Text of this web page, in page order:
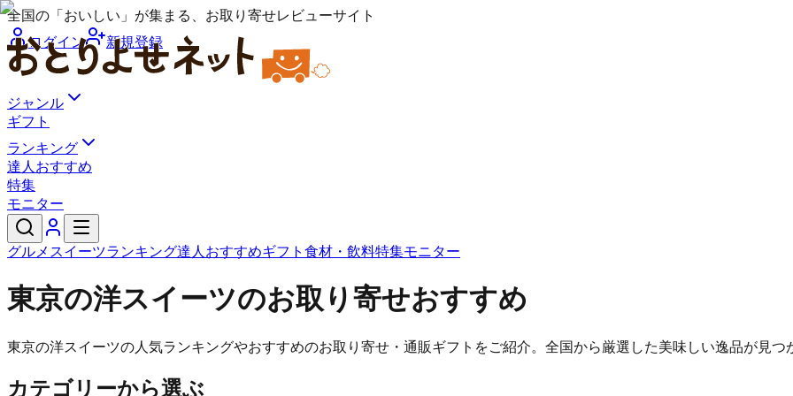
全国の「おいしい」が集まる、お取り寄せレビューサイト
ログイン
新規登録
ジャンル
ギフト
ランキング
達人おすすめ
特集
モニター
グルメ スイーツランキング達人おすすめギフト 食材・飲料特集モニター
東京の洋スイーツのお取り寄せおすすめ
東京の洋スイーツの人気ランキングやおすすめのお取り寄せ・通販ギフトをご紹介。全国から厳選した美味しい逸品が見つ
カテゴリーから選ぶ